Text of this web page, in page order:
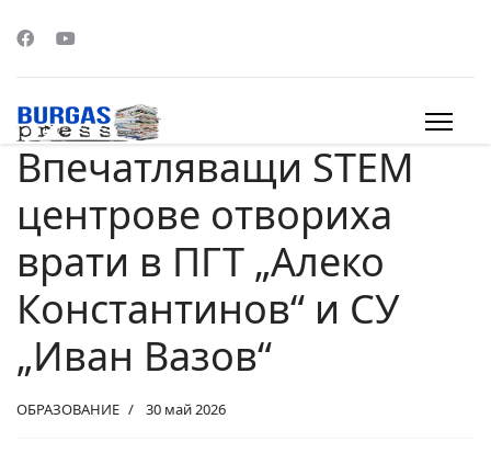
Впечатляващи STEM
центрове отвориха
врати в ПГТ „Алеко
Константинов“ и СУ
„Иван Вазов“
ОБРАЗОВАНИЕ 30 май 2026